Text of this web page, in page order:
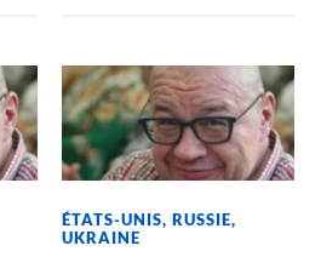
ÉTATS-UNIS,RUSSIE,
UKRAINE